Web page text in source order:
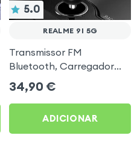
5.0
REALME 9I 5G
Transmissor FM
Bluetooth, Carregador
para automóvel Muvit
Preto para Realme 9i 5G
34,90 €
ADICIONAR